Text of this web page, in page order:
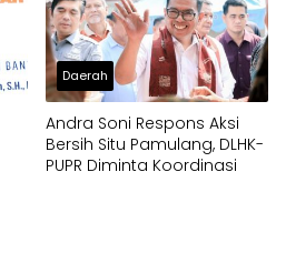
Daerah
Andra Soni Respons Aksi
Bersih Situ Pamulang, DLHK-
PUPR Diminta Koordinasi